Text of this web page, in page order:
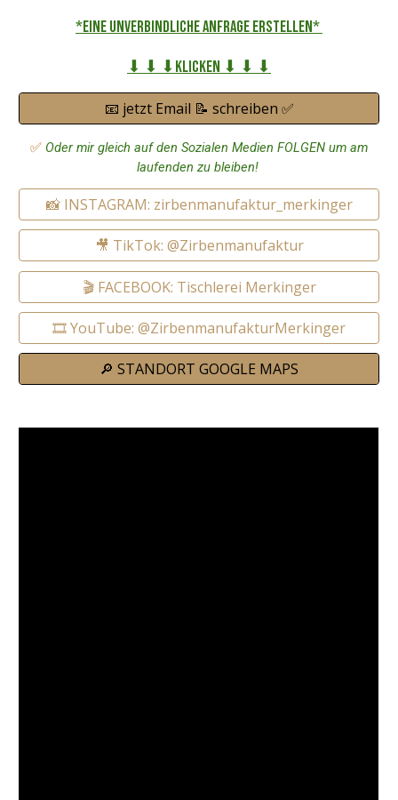
*eine unverbindliche Anfrage erstellen*
⬇ ⬇ ⬇Klicken ⬇ ⬇ ⬇
📧 jetzt Email 📝 schreiben ✅
✅ Oder mir gleich auf den Sozialen Medien FOLGEN um am
laufenden zu bleiben!
📸 INSTAGRAM: zirbenmanufaktur_merkinger
🎥 TikTok: @Zirbenmanufaktur
🎬 FACEBOOK: Tischlerei Merkinger
🎞️ YouTube: @ZirbenmanufakturMerkinger
🔎 STANDORT GOOGLE MAPS